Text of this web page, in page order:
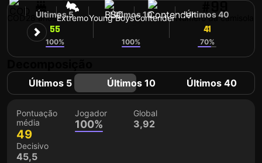
28 anosExtremoYoung BoysContenderNúmero da camisola
Últimos 5
55
100%
Últimos 10
100%
Últimos 40
41
70%
Últimos 5 Últimos 10 Últimos 40
Pontuação
média
49
Jogador
100%
Global
3,92
Decisivo
45,5